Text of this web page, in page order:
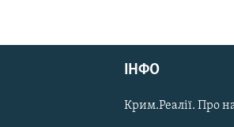
ІНФО
Крим.Реалії. Про